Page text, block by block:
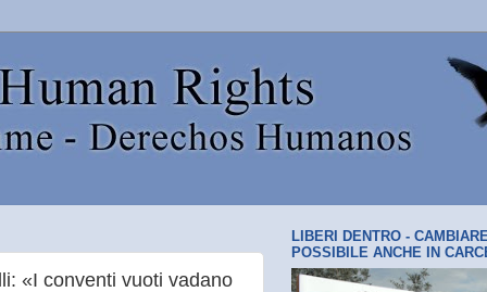
«I conventi vuoti vadano
LIBERI DENTRO -
POSSIBILE ANCHE IN